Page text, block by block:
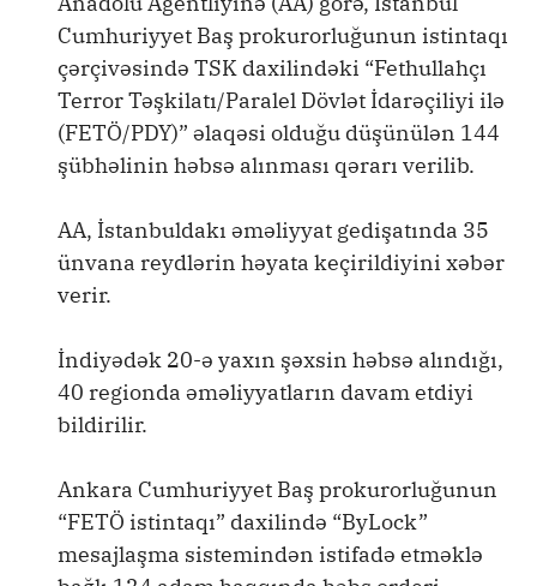
Cumhuriyyet Baş prokurorluğunun istintaqı
çərçivəsində TSK daxilindəki “Fethullahçı
Terror Təşkilatı/Paralel Dövlət İdarəçiliyi ilə
(FETÖ/PDY)” əlaqəsi olduğu düşünülən 144
şübhəlinin həbsə alınması qərarı verilib.
AA, İstanbuldakı əməliyyat gedişatında 35
ünvana reydlərin həyata keçirildiyini xəbər
verir.
İndiyədək 20-ə yaxın şəxsin həbsə alındığı,
40 regionda əməliyyatların davam etdiyi
bildirilir.
Ankara Cumhuriyyet Baş prokurorluğunun
“FETÖ istintaqı” daxilində “ByLock”
mesajlaşma sistemindən istifadə etməklə